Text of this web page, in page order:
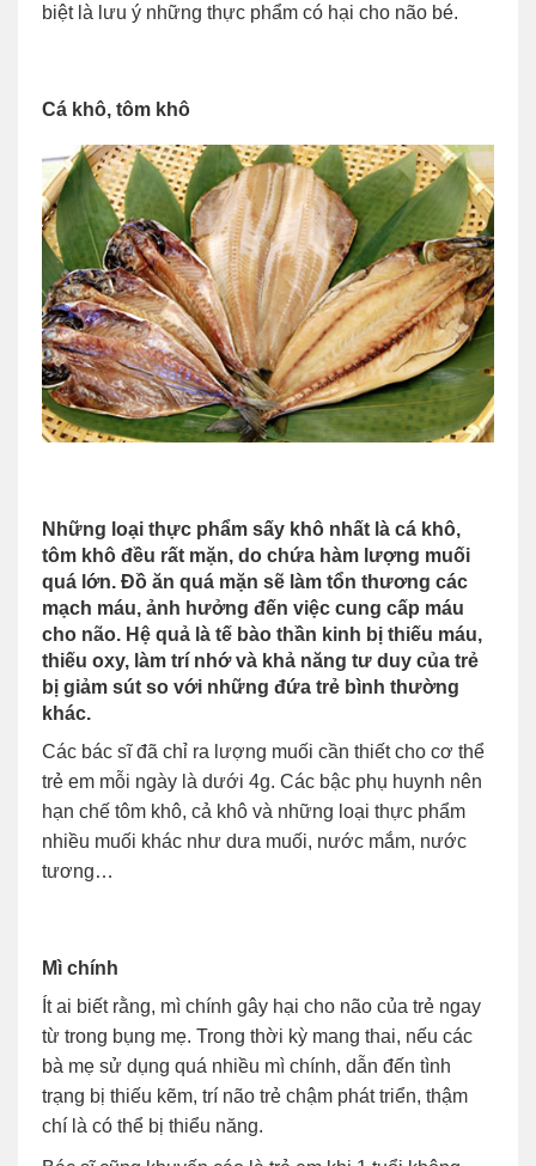
biệt là lưu ý những thực phẩm có hại cho não bé.
Cá khô, tôm khô
Những loại thực phẩm sấy khô nhất là cá khô,
tôm khô đều rất mặn, do chứa hàm lượng muối
quá lớn. Đồ ăn quá mặn sẽ làm tổn thương các
mạch máu, ảnh hưởng đến việc cung cấp máu
cho não. Hệ quả là tế bào thần kinh bị thiếu máu,
thiếu oxy, làm trí nhớ và khả năng tư duy của trẻ
bị giảm sút so với những đứa trẻ bình thường
khác.
Các bác sĩ đã chỉ ra lượng muối cần thiết cho cơ thể
trẻ em mỗi ngày là dưới 4g. Các bậc phụ huynh nên
hạn chế tôm khô, cả khô và những loại thực phẩm
nhiều muối khác như dưa muối, nước mắm, nước
tương…
Mì chính
Ít ai biết rằng, mì chính gây hại cho não của trẻ ngay
từ trong bụng mẹ. Trong thời kỳ mang thai, nếu các
bà mẹ sử dụng quá nhiều mì chính, dẫn đến tình
trạng bị thiếu kẽm, trí não trẻ chậm phát triển, thậm
chí là có thể bị thiểu năng.